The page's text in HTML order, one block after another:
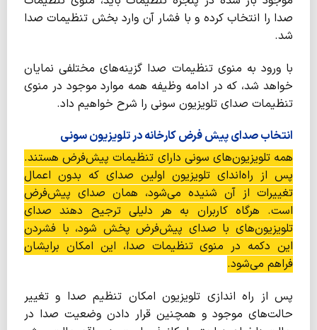
صدا را انتخاب کرده و با فشار آن وارد بخش تنظیمات صدا
شد.
با ورود به منوی تنظیمات صدا گزینه‌های مختلفی نمایان
خواهد شد، که در ادامه وظیفه همه موارد موجود در منوی
تنظیمات صدای تلویزیون سونی را شرح خواهیم داد.
انتخاب صدای پیش فرض کارخانهدر تلویزیون سونی
همه تلویزیون‌های سونی دارای تنظیمات پیش‌‌فرض هستند.
پس از راه‌اندای تلویزیون اولین صدای که بدون اعمال
تغییرات از آن شنیده می‌شود، همان صدای پیش‌فرض
است. هرگاه کاربران به هر دلیلی ترجیح دهند صدای
تلویزیون‌های با صدای پیش‌فرض پخش شود، با فشردن
این دکمه در منوی تنظیمات صدا، این امکان برایشان
فراهم می‌شود.
پس از راه اندازی تلویزیون امکان تنظیم صدا و تغییر
حالت‌های موجود و همچنین قرار دادن وضعیت صدا در